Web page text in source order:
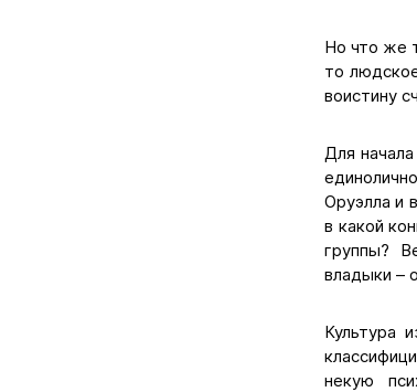
Но что же
то
воистину
Для
Оруэлла и
в какой
группы?
владыки –
Культура
некую